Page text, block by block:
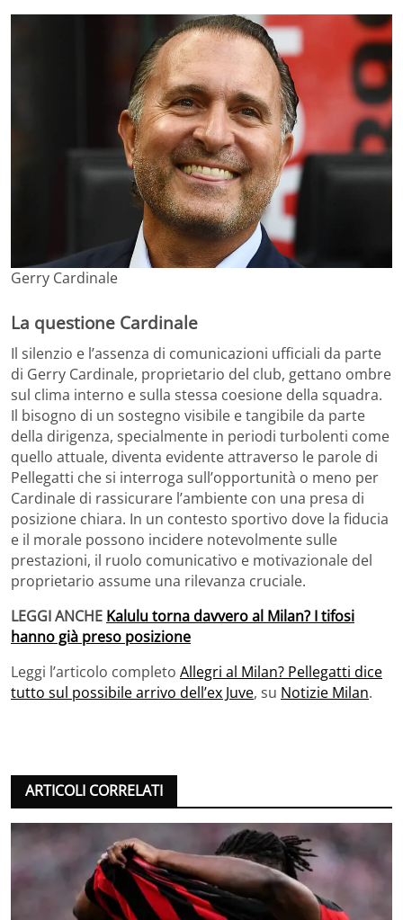
Gerry Cardinale
La questione Cardinale
Il silenzio e l’assenza di comunicazioni ufficiali da parte
di Gerry Cardinale, proprietario del club, gettano ombre
sul clima interno e sulla stessa coesione della squadra.
Il bisogno di un sostegno visibile e tangibile da parte
della dirigenza, specialmente in periodi turbolenti come
quello attuale, diventa evidente attraverso le parole di
Pellegatti che si interroga sull’opportunità o meno per
Cardinale di rassicurare l’ambiente con una presa di
posizione chiara. In un contesto sportivo dove la fiducia
e il morale possono incidere notevolmente sulle
prestazioni, il ruolo comunicativo e motivazionale del
proprietario assume una rilevanza cruciale.
LEGGI ANCHE Kalulu torna davvero al Milan? I tifosi
hanno già preso posizione
Leggi l’articolo completo Allegri al Milan? Pellegatti dice
tutto sul possibile arrivo dell’ex Juve, su Notizie Milan.
ARTICOLI CORRELATI